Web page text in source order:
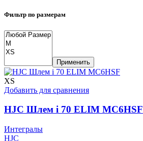
Фильтр по размерам
Применить
XS
Добавить для сравнения
HJC Шлем i 70 ELIM MC6HSF
Интегралы
HJC